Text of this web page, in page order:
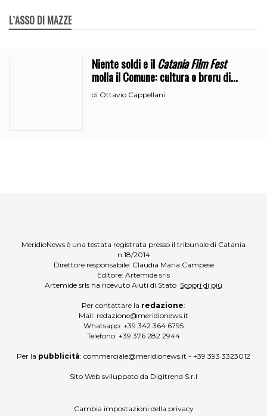
L`ASSO DI MAZZE
Niente soldi e ilCatania Film Fest
molla il Comune: cultura o broru di
ciciri?
di Ottavio Cappellani
MeridioNews è una testata registrata presso il tribunale di Catania
n.18/2014
Direttore responsabile: Claudia Maria Campese
Editore: Artemide srls
Artemide srls ha ricevuto Aiuti di Stato Scopri di più
Per contattare la redazione:
Mail: redazione@meridionews.it
Whatsapp: +39 342 364 6795
Telefono: +39 376 282 2944
Per la pubblicità: commerciale@meridionews.it - +39 393 3323012
Sito Web sviluppato da Digitrend S.r.l
Cambia impostazioni della privacy